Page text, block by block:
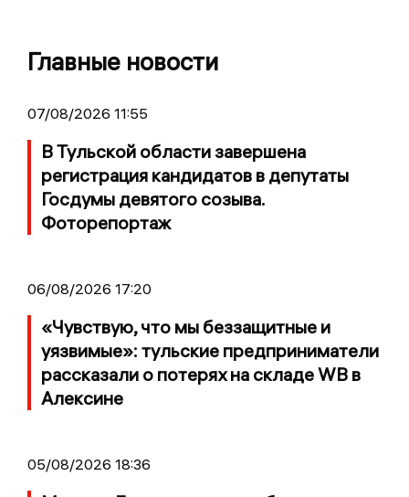
Главные новости
07/08/2026 11:55
В Тульской области завершена
регистрация кандидатов в депутаты
Госдумы девятого созыва.
Фоторепортаж
06/08/2026 17:20
«Чувствую, что мы беззащитные и
уязвимые»: тульские предприниматели
рассказали о потерях на складе WB в
Алексине
05/08/2026 18:36